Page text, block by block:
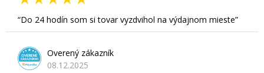
Do 24 hodín som si tovar vyzdvihol na výdajnom mieste
Overený zákazník
08.12.2025